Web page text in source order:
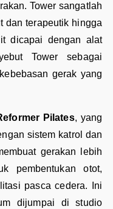
Tower sangatlah
dan terapeutik hingga
dicapai dengan alat
Tower sebagai
gerak yang
Pilates, yang
sistem katrol dan
gerakan lebih
pembentukan otot,
pasca cedera. Ini
dijumpai di studio